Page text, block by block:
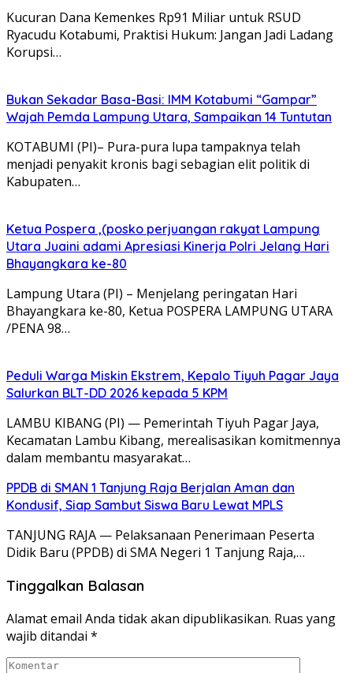
Kucuran Dana Kemenkes Rp91 Miliar untuk RSUD
Ryacudu Kotabumi, Praktisi Hukum: Jangan Jadi Ladang
Korupsi…
Bukan Sekadar Basa-Basi: IMM Kotabumi “Gampar”
Wajah Pemda Lampung Utara, Sampaikan 14 Tuntutan
​KOTABUMI (PI)– Pura-pura lupa tampaknya telah
menjadi penyakit kronis bagi sebagian elit politik di
Kabupaten…
Ketua Pospera ,(posko perjuangan rakyat Lampung
Utara Juaini adami Apresiasi Kinerja Polri Jelang Hari
Bhayangkara ke-80
Lampung Utara (PI) – Menjelang peringatan Hari
Bhayangkara ke-80, Ketua POSPERA LAMPUNG UTARA
/PENA 98…
Peduli Warga Miskin Ekstrem, Kepalo Tiyuh Pagar Jaya
Salurkan BLT-DD 2026 kepada 5 KPM
​LAMBU KIBANG (PI) — Pemerintah Tiyuh Pagar Jaya,
Kecamatan Lambu Kibang, merealisasikan komitmennya
dalam membantu masyarakat…
PPDB di SMAN 1 Tanjung Raja Berjalan Aman dan
Kondusif, Siap Sambut Siswa Baru Lewat MPLS
​TANJUNG RAJA — Pelaksanaan Penerimaan Peserta
Didik Baru (PPDB) di SMA Negeri 1 Tanjung Raja,…
Tinggalkan Balasan
Alamat email Anda tidak akan dipublikasikan. Ruas yang
wajib ditandai *